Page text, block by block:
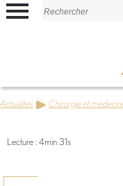
Actualités Chirurgie et
Lecture : 4min 31s
Panneau de gestion des cookies